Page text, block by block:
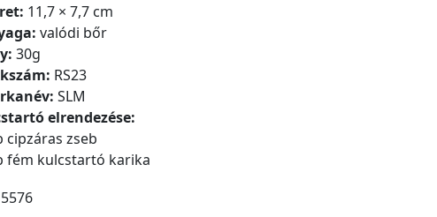
11,7 × 7,7 cm
valódi bőr
30g
RS23
SLM
elrendezése:
cipzáras zseb
fém kulcstartó karika